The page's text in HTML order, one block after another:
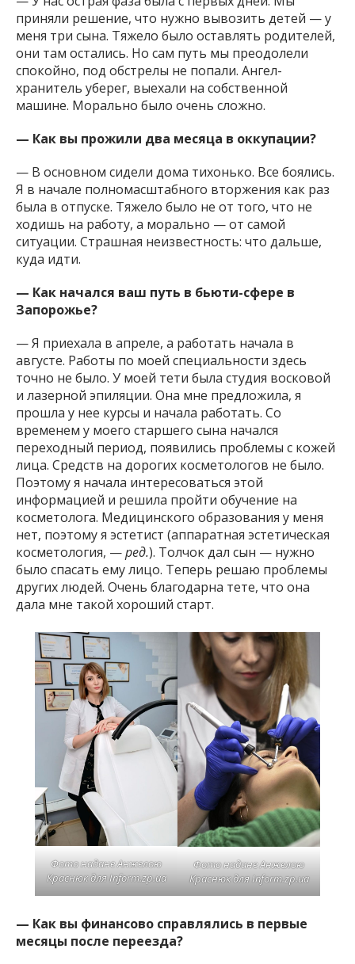
приняли решение, что нужно вывозить детей — у
меня три сына. Тяжело было оставлять родителей,
они там остались. Но сам путь мы преодолели
спокойно, под обстрелы не попали. Ангел-
хранитель уберег, выехали на собственной
машине. Морально было очень сложно.
— Как вы прожили два месяца в оккупации?
— В основном сидели дома тихонько. Все боялись.
Я в начале полномасштабного вторжения как раз
была в отпуске. Тяжело было не от того, что не
ходишь на работу, а морально — от самой
ситуации. Страшная неизвестность: что дальше,
куда идти.
— Как начался ваш путь в бьюти-сфере в
Запорожье?
— Я приехала в апреле, а работать начала в
августе. Работы по моей специальности здесь
точно не было. У моей тети была студия восковой
и лазерной эпиляции. Она мне предложила, я
прошла у нее курсы и начала работать. Со
временем у моего старшего сына начался
переходный период, появились проблемы с кожей
лица. Средств на дорогих косметологов не было.
Поэтому я начала интересоваться этой
информацией и решила пройти обучение на
косметолога. Медицинского образования у меня
нет, поэтому я эстетист (аппаратная эстетическая
косметология, —ред.). Толчок дал сын — нужно
было спасать ему лицо. Теперь решаю проблемы
других людей. Очень благодарна тете, что она
дала мне такой хороший старт.
Фото надане Анжелою
Краснюк для Inform.zp.ua
Фото надане Анжелою
Краснюк для Inform.zp.ua
— Как вы финансово справлялись в первые
месяцы после переезда?